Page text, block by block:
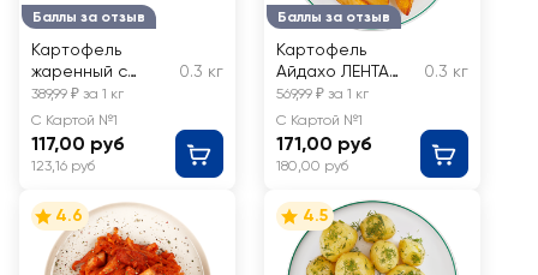
Баллы за отзыв
Картофель
жаренный с
приправами
0.3 кг
389,99 ₽ за 1 кг
С Картой №1
117,00 руб
123,16 руб
Баллы за отзыв
Картофель
Айдахо ЛЕНТА
FRESH, весовой
0.3 кг
569,99 ₽ за 1 кг
С Картой №1
171,00 руб
180,00 руб
4.6 4.5